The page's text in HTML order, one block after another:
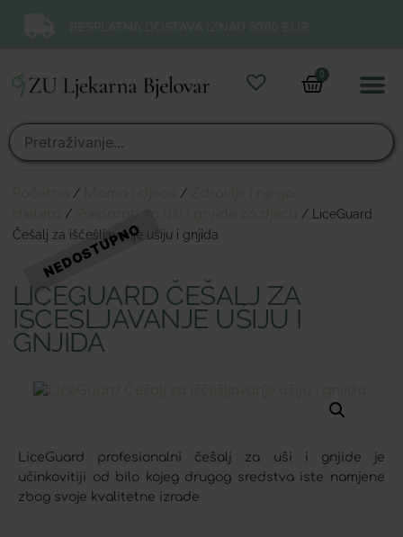
0
/ /
/
/ LiceGuard
Češalj za iščešljavanje ušiju i gnjida
LICEGUARD ČEŠALJ ZA
IŠČEŠLJAVANJE UŠIJU I
GNJIDA
LiceGuard profesionalni češalj za uši i gnjide je
učinkovitiji od bilo kojeg drugog sredstva iste namjene
zbog svoje kvalitetne izrade